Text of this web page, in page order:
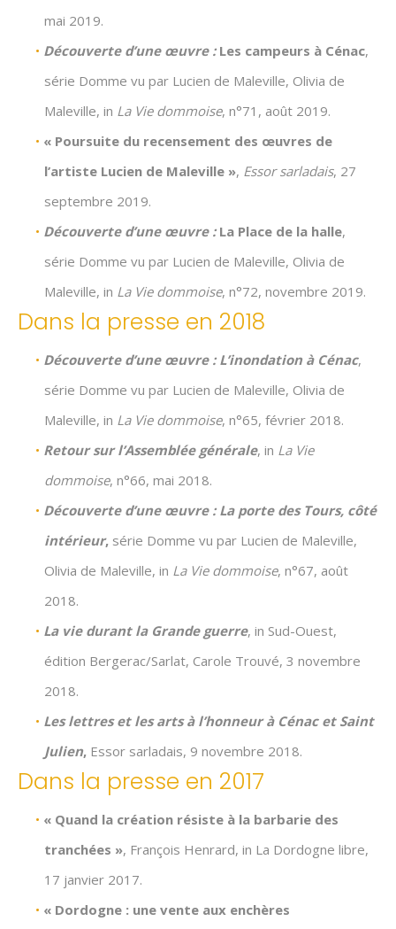
mai 2019.
Découverte d’une œuvre :Les campeurs à Cénac,
série Domme vu par Lucien de Maleville, Olivia de
Maleville, in La Vie dommoise, n°71, août 2019.
« Poursuite du recensement des œuvres de
l’artiste Lucien de Maleville », Essor sarladais, 27
septembre 2019.
Découverte d’une œuvre :La Place de la halle,
série Domme vu par Lucien de Maleville, Olivia de
Maleville, in La Vie dommoise, n°72, novembre 2019.
Dans la presse en 2018
Découverte d’une œuvre : L’inondation à Cénac,
série Domme vu par Lucien de Maleville, Olivia de
Maleville, in La Vie dommoise, n°65, février 2018.
Retour sur l’Assemblée générale, in La Vie
dommoise, n°66, mai 2018.
Découverte d’une œuvre : La porte des Tours, côté
intérieur, série Domme vu par Lucien de Maleville,
Olivia de Maleville, in La Vie dommoise, n°67, août
2018.
La vie durant la Grande guerre, in Sud-Ouest,
édition Bergerac/Sarlat, Carole Trouvé, 3 novembre
2018.
Les lettres et les arts à l’honneur à Cénac et Saint
Julien, Essor sarladais, 9 novembre 2018.
Dans la presse en 2017
« Quand la création résiste à la barbarie des
tranchées », François Henrard, in La Dordogne libre,
17 janvier 2017.
« Dordogne : une vente aux enchères